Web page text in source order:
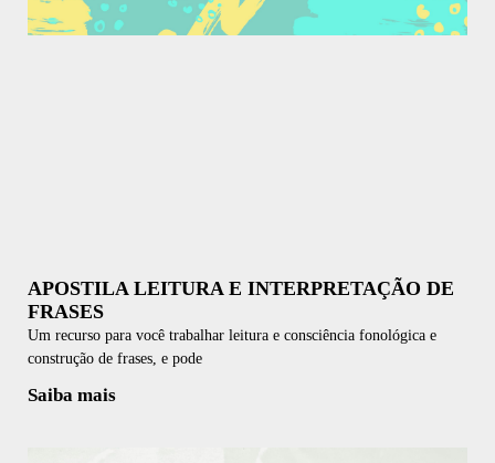
APOSTILA LEITURA E INTERPRETAÇÃO DE
FRASES
Um recurso para você trabalhar leitura e consciência fonológica e
construção de frases, e pode
Saiba mais